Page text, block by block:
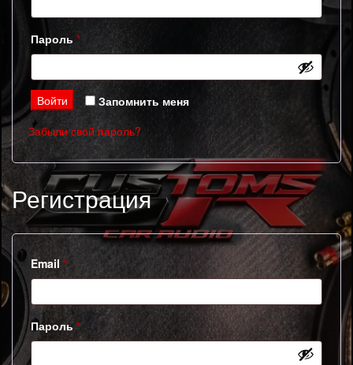
Пароль *Обязательно
Запомнить меня
Войти
Забыли свой пароль?
Регистрация
Email *Обязательно
Пароль*Обязательно